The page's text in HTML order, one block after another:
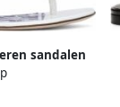
sandalen
Wit